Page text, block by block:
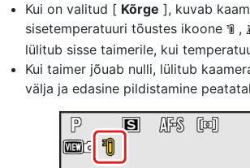
Kui on valitud [ Kõrge ], kuvab
sisetemperatuuri tõustes ikoone J ,
lülitub sisse taimerile, kui
Kui taimer jõuab nulli, lülitub
välja ja edasine pildistamine